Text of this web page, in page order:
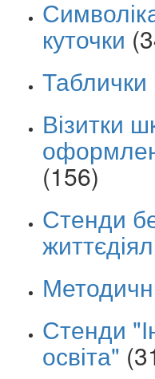
куточки
Таблички
Візитки
(156)
Стенди
Стенди
освіта"